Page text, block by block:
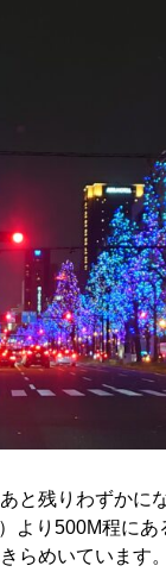
と残りわずかに
より500M程にあ
らめいています